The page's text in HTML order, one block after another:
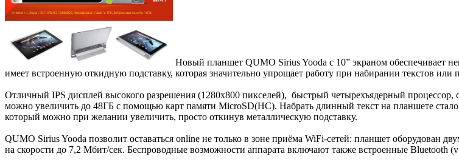
Новый планшет QUMO Sirius Yooda c 10” экраном обеспечивает
имеет встроенную откидную подставку, которая значительно упрощает работу при набирании текстов или
Отличный IPS дисплей высокого разрешения (1280х800 пикселей), быстрый четырехъядерный
можно увеличить до 48ГБ с помощью карт памяти MicroSD(HC). Набрать длинный текст на планшете
который можно при желании увеличить, просто откинув металлическую подставку.
QUMO Sirius Yooda позволит оставаться online не только в зоне приёма WiFi-сетей: планшет оборудован
на скорости до 7,2 Мбит/сек. Беспроводные возможности аппарата включают также встроенные Bluetooth